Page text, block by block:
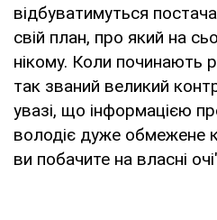
відбуватимуться
свій план, про який на
нікому. Коли починають
так званий великий
увазі, що інформацією
володіє дуже обмежене
ви побачите на власні